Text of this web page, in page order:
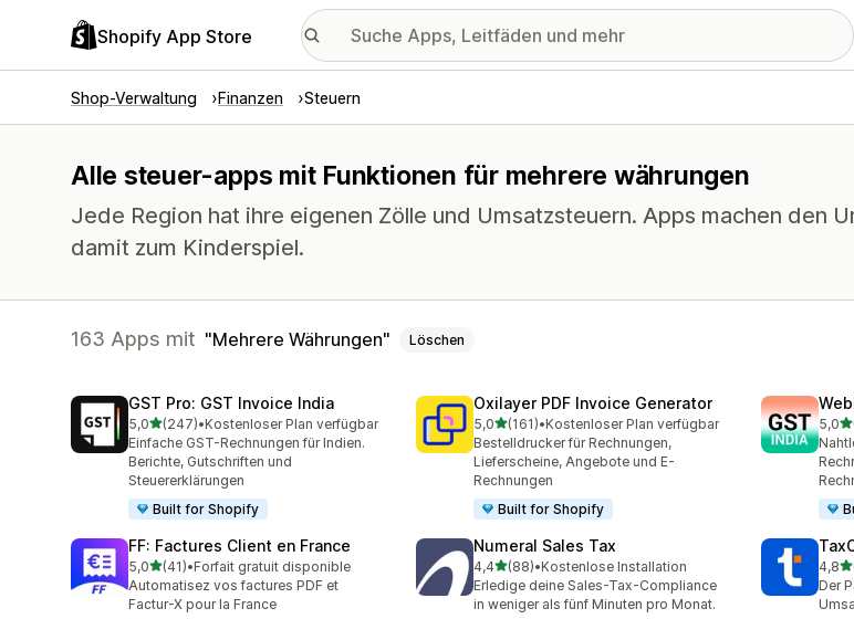
Shopify App Store
Shop-Verwaltung Finanzen Steuern
Alle steuer-apps mit Funktionen für mehrere währungen
Jede Region hat ihre eigenen Zölle und Umsatzsteuern. Apps machen den
damit zum Kinderspiel.
163 Apps mit Mehrere Währungen Löschen
GST Pro: GST Invoice India
5,0von 5 Sternen
(247)
247 Rezensionen insgesamt
•Kostenloser Plan verfügbar
Einfache GST-Rechnungen für Indien.
Berichte, Gutschriften und
Steuererklärungen
Built for Shopify
Oxilayer PDF Invoice Generator
5,0von 5 Sternen
(161)
161 Rezensionen insgesamt
•Kostenloser Plan verfügbar
Bestelldrucker für Rechnungen,
Lieferscheine, Angebote und E-
Rechnungen
Built for Shopify
5,0
442
FF: Factures Client en France
5,0von 5 Sternen
(41)
41 Rezensionen insgesamt
•Forfait gratuit disponible
Automatisez vos factures PDF et
Factur-X pour la France
Numeral Sales Tax
4,4von 5 Sternen
(88)
88 Rezensionen insgesamt
•Kostenlose Installation
Erledige deine Sales-Tax-Compliance
in weniger als fünf Minuten pro Monat.
4,8
95
Der